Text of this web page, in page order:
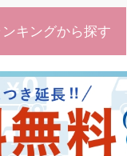
ンキングから探す